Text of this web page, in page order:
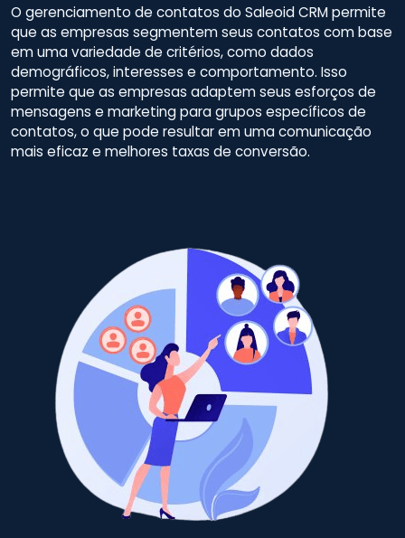
O gerenciamento de contatos do Saleoid CRM permite
que as empresas segmentem seus contatos com base
em uma variedade de critérios, como dados
demográficos, interesses e comportamento. Isso
permite que as empresas adaptem seus esforços de
mensagens e marketing para grupos específicos de
contatos, o que pode resultar em uma comunicação
mais eficaz e melhores taxas de conversão.